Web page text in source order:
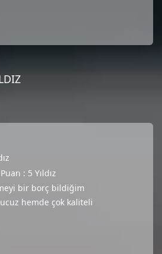
: 5 Yıldız
bir borç bildiğim
hemde çok kaliteli